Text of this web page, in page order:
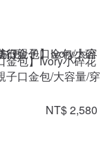
金包】Ivory小碎花
子口金包/大容量/穿
NT$ 2,580